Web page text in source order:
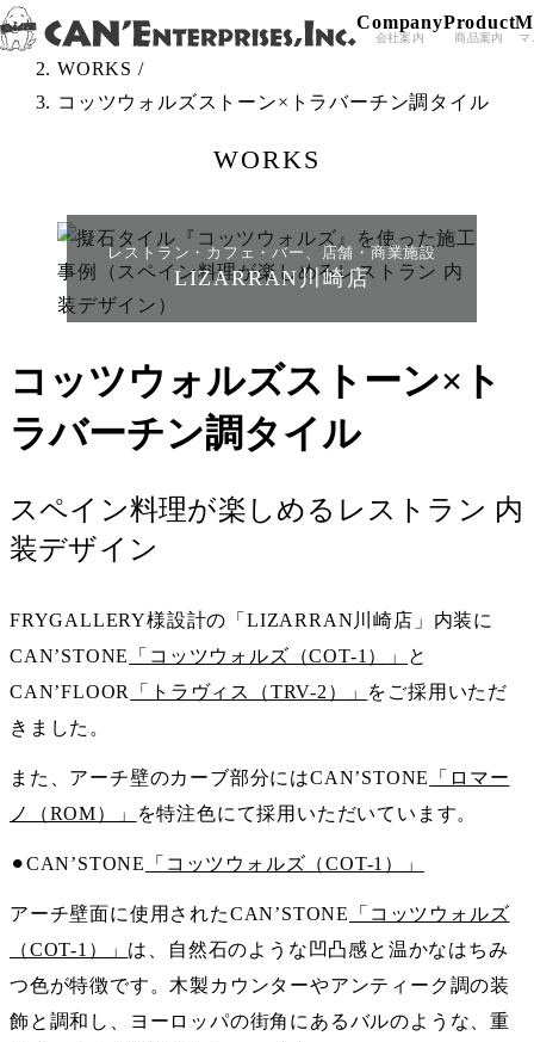
Skip to content
Company
会社案内
Product
商品案内 マ
TOP /
WORKS /
コッツウォルズストーン×トラバーチン調タイル
WORKS
レストラン・カフェ・バー、店舗・商業施設
LIZARRAN川崎店
コッツウォルズストーン×ト
ラバーチン調タイル
スペイン料理が楽しめるレストラン 内
装デザイン
FRYGALLERY様設計の「LIZARRAN川崎店」内装に
CAN’STONE
「コッツウォルズ（COT-1）」
と
CAN’FLOOR
「トラヴィス（TRV-2）」 をご採用いただ
きました。
また、アーチ壁のカーブ部分にはCAN’STONE
「ロマー
ノ（ROM）」
を特注色にて採用いただいています。
⚫︎CAN’STONE 「コッツウォルズ（COT-1）」
アーチ壁面に使用されたCAN’STONE
「コッツウォルズ
（COT-1）」 は、自然石のような凹凸感と温かなはちみ
つ色が特徴です。木製カウンターやアンティーク調の装
飾と調和し、ヨーロッパの街角にあるバルのような、重